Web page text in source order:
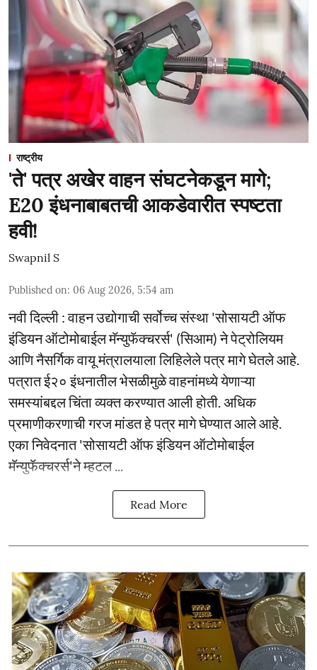
राष्ट्रीय
'ते' पत्र अखेर वाहन संघटनेकडून मागे;
E20 इंधनाबाबतची आकडेवारीत स्पष्टता
हवी!
Swapnil S
Published on: 06 Aug 2026, 5:54 am
नवी दिल्ली : वाहन उद्योगाची सर्वोच्च संस्था 'सोसायटी ऑफ
इंडियन ऑटोमोबाईल मॅन्युफॅक्चरर्स' (सिआम) ने पेट्रोलियम
आणि नैसर्गिक वायू मंत्रालयाला लिहिलेले पत्र मागे घेतले आहे.
पत्रात ई२० इंधनातील भेसळीमुळे वाहनांमध्ये येणाऱ्या
समस्यांबद्दल चिंता व्यक्त करण्यात आली होती. अधिक
प्रमाणीकरणाची गरज मांडत हे पत्र मागे घेण्यात आले आहे.
एका निवेदनात 'सोसायटी ऑफ इंडियन ऑटोमोबाईल
मॅन्युफॅक्चरर्स'ने म्हटल ...
Read More